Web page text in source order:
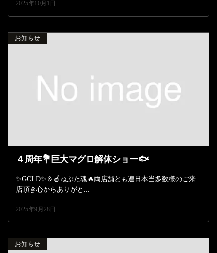
2025年10月1日
お知らせ
４周年💐巨大マグロ解体ショー🐟️
✨️GOLD✨️＆🍎ねぶた魂🔥両店舗とも連日本当多数様のご来
店頂き心からありがと...
2025年9月28日
お知らせ